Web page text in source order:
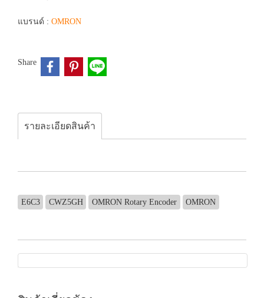
แบรนด์ : OMRON
Share
รายละเอียดสินค้า
E6C3 CWZ5GH OMRON Rotary Encoder OMRON